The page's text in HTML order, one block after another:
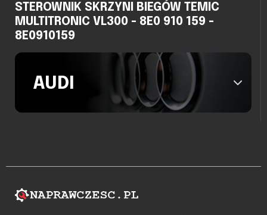
STEROWNIK SKRZYNI BIEGÓW TEMIC
MULTITRONIC VL300 - 8E0 910 159 -
8E0910159
AUDI